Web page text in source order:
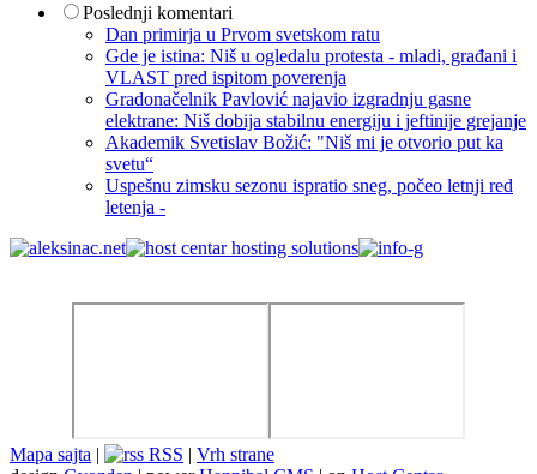
Poslednji komentari
Dan primirja u Prvom svetskom ratu
Gde je istina: Niš u ogledalu protesta - mladi, građani i
VLAST pred ispitom poverenja
Gradonačelnik Pavlović najavio izgradnju gasne
elektrane: Niš dobija stabilnu energiju i jeftinije grejanje
Akademik Svetislav Božić: "Niš mi je otvorio put ka
svetu“
Uspešnu zimsku sezonu ispratio sneg, počeo letnji red
letenja -
Mapa sajta | RSS | Vrh strane